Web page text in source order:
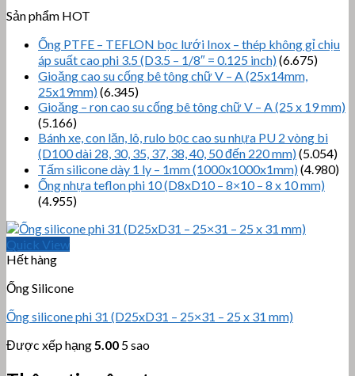
Sản phẩm HOT
Ống PTFE – TEFLON bọc lưới Inox – thép không gỉ chịu
áp suất cao phi 3.5 (D3.5 – 1/8″ = 0.125 inch)(6.675)
Gioăng cao su cống bê tông chữ V – A (25x14mm,
25x19mm)(6.345)
Gioăng – ron cao su cống bê tông chữ V – A (25 x 19 mm)
(5.166)
Bánh xe, con lăn, lô, rulo bọc cao su nhựa PU 2 vòng bi
(D100 dài 28, 30, 35, 37, 38, 40, 50 đến 220 mm)(5.054)
Tấm silicone dày 1 ly – 1mm (1000x1000x1mm)(4.980)
Ống nhựa teflon phi 10 (D8xD10 – 8×10 – 8 x 10 mm)
(4.955)
Quick View
Hết hàng
Ống Silicone
Ống silicone phi 31 (D25xD31 – 25×31 – 25 x 31 mm)
Được xếp hạng5.00 5 sao